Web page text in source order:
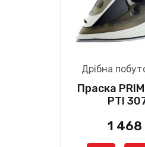
Дрібна
Праска
PTI
1 468